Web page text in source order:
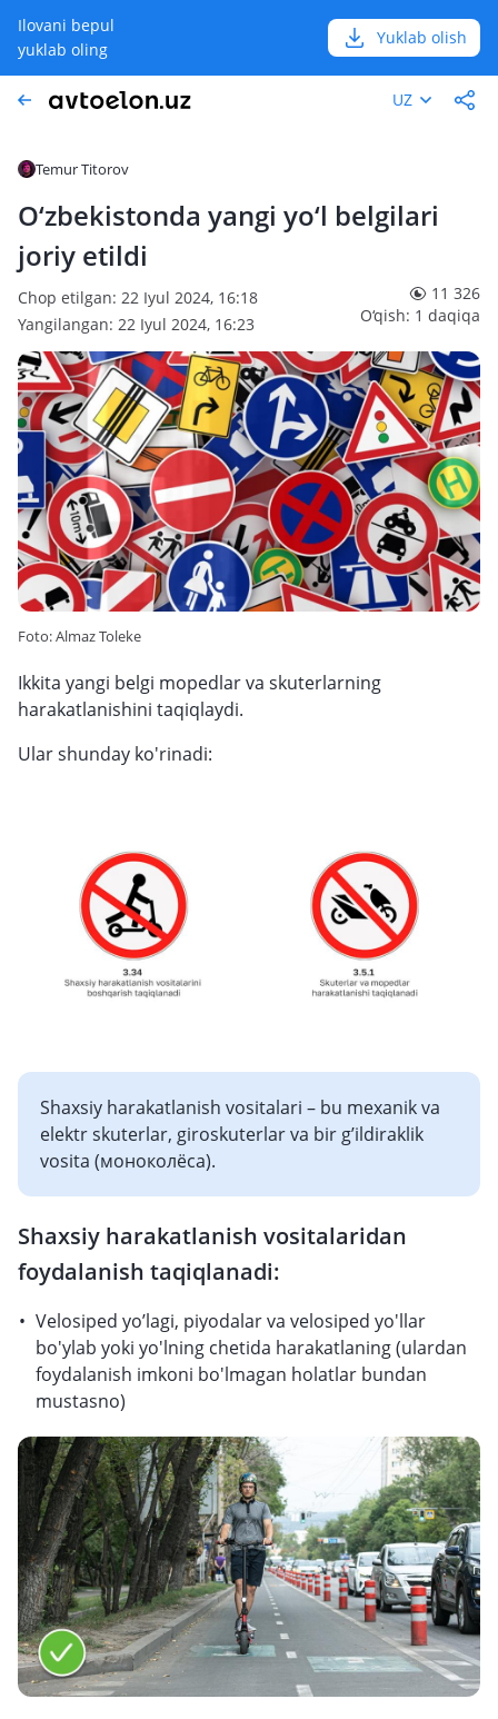
Ilovani bepul
yuklab oling
Yuklab olish
UZ
Temur Titorov
O‘zbekistonda yangi yo‘l belgilari
joriy etildi
Chop etilgan: 22 Iyul 2024, 16:18
Yangilangan: 22 Iyul 2024, 16:23
11 326
O‘qish: 1 daqiqa
Foto: Almaz Toleke
Ikkita yangi belgi mopedlar va skuterlarning
harakatlanishini taqiqlaydi.
Ular shunday ko'rinadi:
Shaxsiy harakatlanish vositalari – bu mexanik va
elektr skuterlar, giroskuterlar va bir g’ildiraklik
vosita (моноколёса).
Shaxsiy harakatlanish vositalaridan
foydalanish taqiqlanadi:
Velosiped yo’lagi, piyodalar va velosiped yo'llar
bo'ylab yoki yo'lning chetida harakatlaning (ulardan
foydalanish imkoni bo'lmagan holatlar bundan
mustasno)